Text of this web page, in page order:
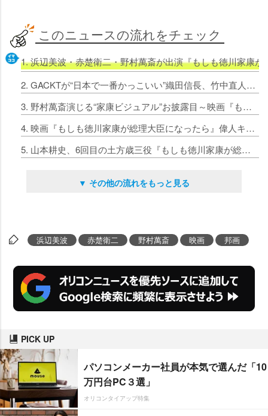
このニュースの流れをチェック
1. 浜辺美波・赤楚衛二・野村萬斎が出演『もしも徳川家康
2. GACKTが“日本で一番かっこいい”織田信長、竹中直人は5作目の“日本一似合う”豊臣秀吉に～映画『もしも徳川家康が総理大臣になったら』
3. 野村萬斎演じる“家康ビジュアル”お披露目～映画『もしも徳川家康が総理大臣になったら』
4. 映画『もしも徳川家康が総理大臣になったら』偉人キャストに高嶋政宏・江口のりこ・池田鉄洋・小手伸也・長井短・観月ありさ
5. 山本耕史、6回目の土方歳三役『もしも徳川家康が総理大臣になったら』石田三成役で音尾琢真も出演
▼ その他の流れをもっと見る
浜辺美波 赤楚衛二 野村萬斎 映画 邦画
PICK UP
パソコンメーカー社員が本気で選んだ「10
万円台PC３選」
オリコンタイアップ特集